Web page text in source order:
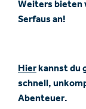
Weiters bieten
Serfaus an!
Hierkannst du
schnell,
Abenteuer.